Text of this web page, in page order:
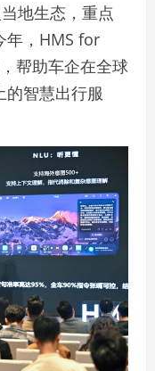
地生态，重点
年，HMS for
帮助车企在全球
的智慧出行服